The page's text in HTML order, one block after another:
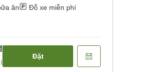
ăn Đỗ xe miễn phí
Đặt